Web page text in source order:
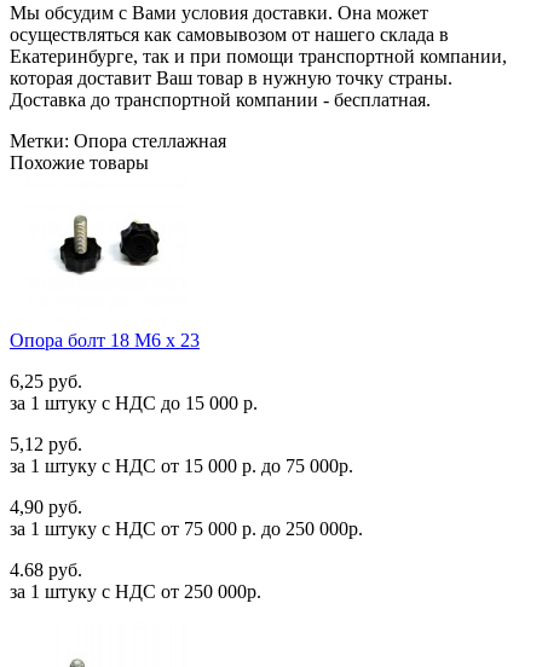
Мы обсудим с Вами условия доставки. Она может
осуществляться как самовывозом от нашего склада в
Екатеринбурге, так и при помощи транспортной компании,
которая доставит Ваш товар в нужную точку страны.
Доставка до транспортной компании - бесплатная.
Метки: Опора стеллажная
Похожие товары
Опора болт 18 М6 х 23
6,25 руб.
за 1 штуку c НДС до 15 000 р.
5,12 руб.
за 1 штуку c НДС от 15 000 р. до 75 000р.
4,90 руб.
за 1 штуку c НДС от 75 000 р. до 250 000р.
4.68 руб.
за 1 штуку c НДС от 250 000р.